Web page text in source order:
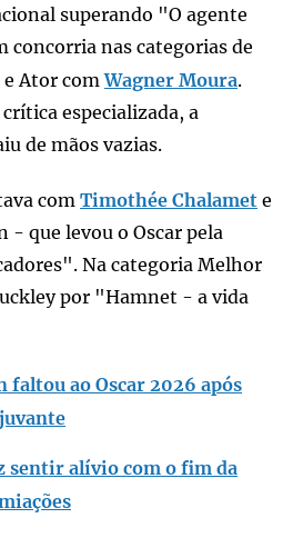
superando "O agente
concorria nas categorias de
e Ator comWagner Moura.
especializada, a
de mãos vazias.
com Timothée Chalamet e
- que levou o Oscar pela
Na categoria Melhor
por "Hamnet - a vida
faltou ao Oscar 2026 após
sentir alívio com o fim da